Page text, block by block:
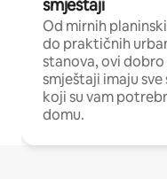
smještaji
Od mirnih
do praktičnih
stanova, ovi
smještaji imaju sve
koji su vam
domu.